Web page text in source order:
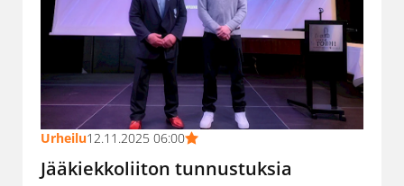
Urheilu12.11.2025 06:00
Jääkiekkoliiton tunnustuksia